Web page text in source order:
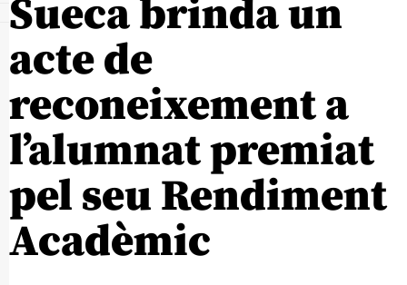
Sueca brinda un
acte de
reconeixement a
l’alumnat premiat
pel seu Rendiment
Acadèmic